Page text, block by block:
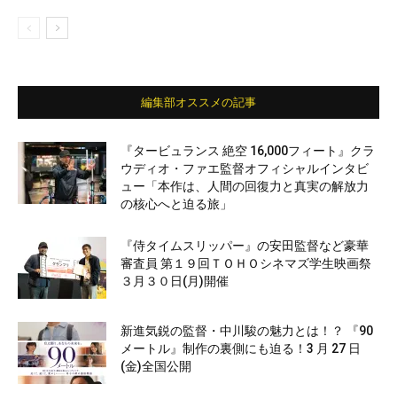
編集部オススメの記事
『タービュランス 絶空 16,000フィート』クラ
ウディオ・ファエ監督オフィシャルインタビ
ュー「本作は、人間の回復力と真実の解放力
の核心へと迫る旅」
『侍タイムスリッパー』の安田監督など豪華
審査員 第１９回ＴＯＨＯシネマズ学生映画祭
３月３０日(月)開催
新進気鋭の監督・中川駿の魅力とは！？ 『90
メートル』制作の裏側にも迫る！3 月 27 日
(金)全国公開